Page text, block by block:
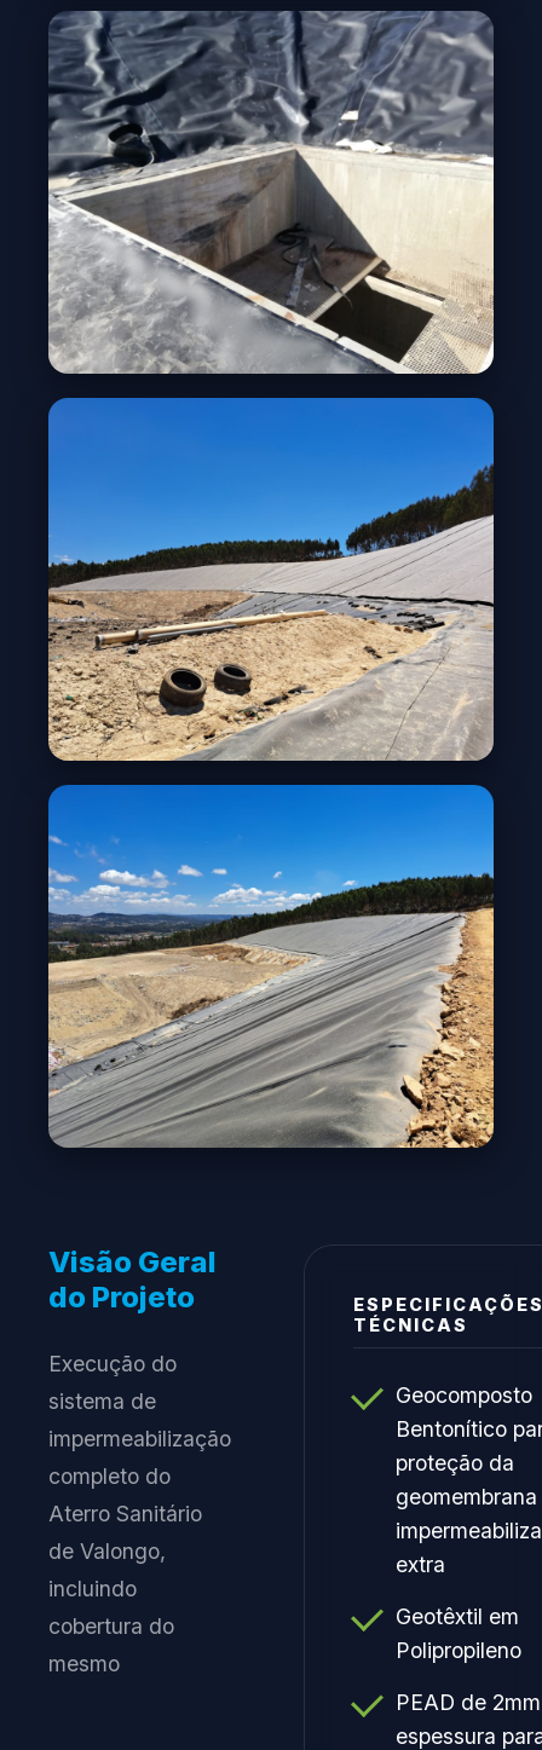
Visão Geral
do Projeto
Execução do
sistema de
impermeabilização
completo do
Aterro Sanitário
de Valongo,
incluindo
cobertura do
mesmo
TÉCNICAS
Geocomposto
Bentonítico
proteção da
geomembrana
extra
Geotêxtil em
Polipropileno
PEAD de
espessura